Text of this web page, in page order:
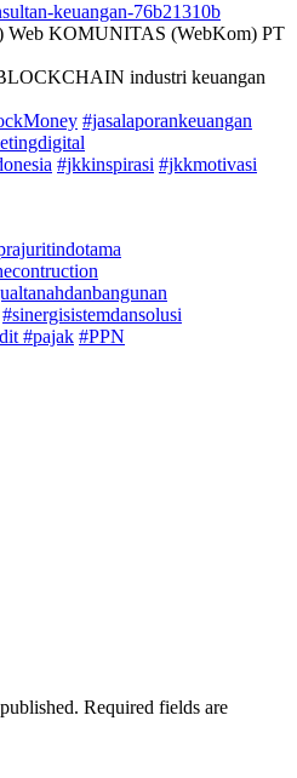
keuangan-76b21310b
KOMUNITAS (WebKom) PT
industri keuangan
#jasalaporankeuangan
#jkkinspirasi #jkkmotivasi
#sinergisistemdansolusi
#pajak #PPN
Required fields are